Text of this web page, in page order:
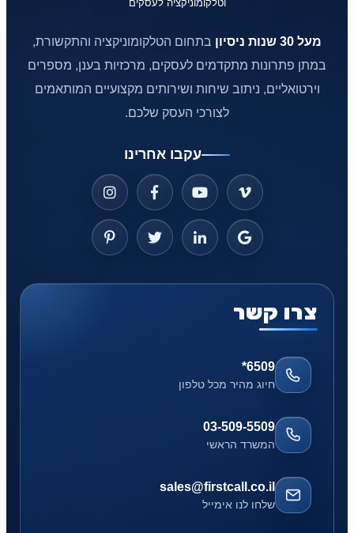
מעל 30 שנות ניסיון
בתחום הטלקומוניקציה והתקשורת,
במתן פתרונות מתקדמים לעסקים, מרכזיות בענן, מספרים
וירטואליים, ניתוב שיחות ושירותים מקצועיים המותאמים
לצורכי העסק שלכם.
עקבו אחרינו
צרו קשר
*6509
חיוג מהיר מכל טלפון
03-509-5509
המשרד הראשי
sales@firstcall.co.il
שלחו לנו אימייל